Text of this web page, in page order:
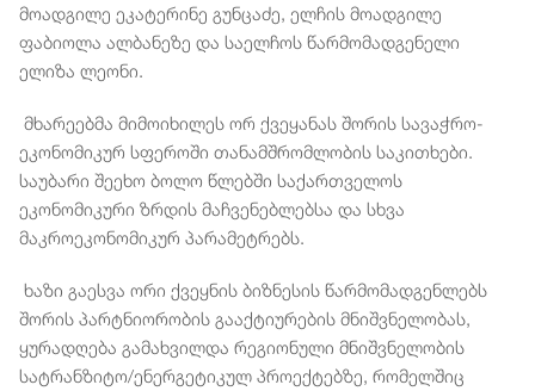
მოადგილე ეკატერინე გუნცაძე, ელჩის მოადგილე
ფაბიოლა ალბანეზე და საელჩოს წარმომადგენელი
ელიზა ლეონი.
მხარეებმა მიმოიხილეს ორ ქვეყანას შორის სავაჭრო-
ეკონომიკურ სფეროში თანამშრომლობის საკითხები.
საუბარი შეეხო ბოლო წლებში საქართველოს
ეკონომიკური ზრდის მაჩვენებლებსა და სხვა
მაკროეკონომიკურ პარამეტრებს.
ხაზი გაესვა ორი ქვეყნის ბიზნესის წარმომადგენლებს
შორის პარტნიორობის გააქტიურების მნიშვნელობას,
ყურადღება გამახვილდა რეგიონული მნიშვნელობის
სატრანზიტო/ენერგეტიკულ პროექტებზე, რომელშიც